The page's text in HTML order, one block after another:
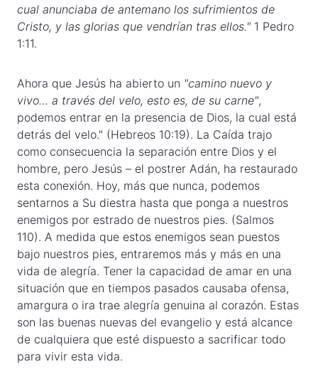
cual anunciaba de antemano los sufrimientos de
Cristo, y las glorias que vendrían tras ellos." 1 Pedro
1:11.
Ahora que Jesús ha abierto un "camino nuevo y
vivo… a través del velo, esto es, de su carne",
podemos entrar en la presencia de Dios, la cual está
detrás del velo." (Hebreos 10:19). La Caída trajo
como consecuencia la separación entre Dios y el
hombre, pero Jesús – el postrer Adán, ha restaurado
esta conexión. Hoy, más que nunca, podemos
sentarnos a Su diestra hasta que ponga a nuestros
enemigos por estrado de nuestros pies. (Salmos
110). A medida que estos enemigos sean puestos
bajo nuestros pies, entraremos más y más en una
vida de alegría. Tener la capacidad de amar en una
situación que en tiempos pasados causaba ofensa,
amargura o ira trae alegría genuina al corazón. Estas
son las buenas nuevas del evangelio y está alcance
de cualquiera que esté dispuesto a sacrificar todo
para vivir esta vida.